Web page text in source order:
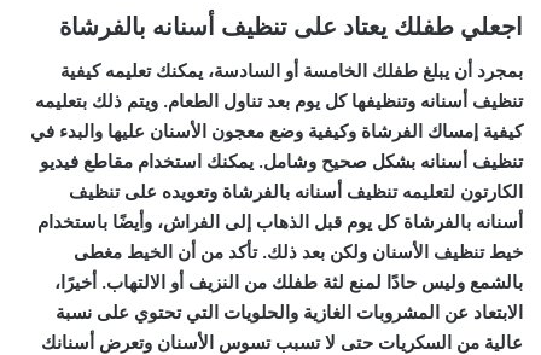
اجعلي طفلك يعتاد على تنظيف أسنانه بالفرشاة
بمجرد أن يبلغ طفلك الخامسة أو السادسة، يمكنك تعليمه كيفية
تنظيف أسنانه وتنظيفها كل يوم بعد تناول الطعام. ويتم ذلك بتعليمه
كيفية إمساك الفرشاة وكيفية وضع معجون الأسنان عليها والبدء في
تنظيف أسنانه بشكل صحيح وشامل. يمكنك استخدام مقاطع فيديو
الكارتون لتعليمه تنظيف أسنانه بالفرشاة وتعويده على تنظيف
أسنانه بالفرشاة كل يوم قبل الذهاب إلى الفراش، وأيضًا باستخدام
خيط تنظيف الأسنان ولكن بعد ذلك. تأكد من أن الخيط مغطى
بالشمع وليس حادًا لمنع لثة طفلك من النزيف أو الالتهاب. أخيرًا،
الابتعاد عن المشروبات الغازية والحلويات التي تحتوي على نسبة
عالية من السكريات حتى لا تسبب تسوس الأسنان وتعرض أسنانك